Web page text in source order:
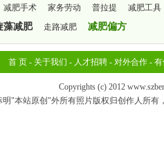
减肥手术 家务劳动 普拉提
减肥工具
藻减肥 走路减肥 减肥偏方
首 页- 关于我们 - 人才招聘- 对外合作- 有
Copyrights (c) 2012
明"本站原创"外所有照片版权归创作人所